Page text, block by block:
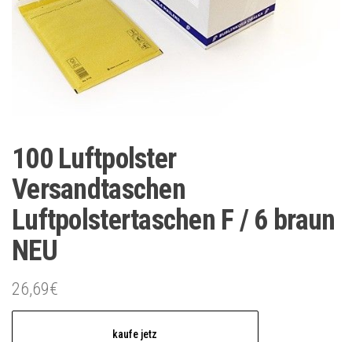
100 Luftpolster
Versandtaschen
Luftpolstertaschen F / 6 braun
NEU
26,69€
kaufe jetz